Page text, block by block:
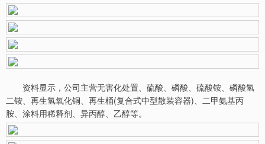
资料显示，公司主营无害化处置、硫酸、磷酸、硫酸铵、磷酸氢
二铵、再生氢氧化铜、再生桶(复合式中型散装容器)、二甲氨基丙
胺、涂料用稀释剂、异丙醇、乙醇等。